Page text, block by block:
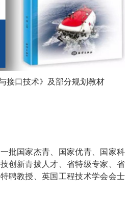
接口技术》及部分规划教材
批国家杰青、国家优青、国家科
创新青拔人才、省特级专家、省
聘教授、英国工程技术学会会士